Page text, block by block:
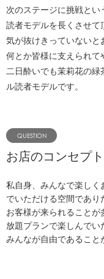
次のステージに挑戦とい
読者モデルを長くさせて
気が抜けきっていない
何とか皆様に支えられて
二日酔いでも茉莉花の
ル読者モデルです。
お店のコンセプ
私自身、みんなで楽しく
でいただける空間であり
お客様が来られること
放題プランで楽しんでい
みんなが自由であること